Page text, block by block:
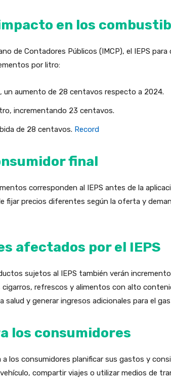
en los
de Contadores Públicos (IMCP), el IEPS
por litro:
un aumento de 28 centavos respecto a 2024.
incrementando 23 centavos.
de 28 centavos. Record
final
corresponden al IEPS antes de la
fijar precios diferentes según la oferta y
afectados por el IEPS
sujetos al IEPS también verán
cigarros, refrescos y alimentos con alto
y generar ingresos adicionales para el
los consumidores
los consumidores planificar sus gastos y
compartir viajes o utilizar medios de